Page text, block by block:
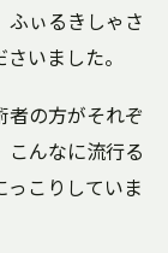
ふぃるきしゃさ
いました。
者の方がそれぞ
こんなに流行る
っこりしていま